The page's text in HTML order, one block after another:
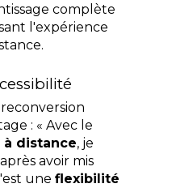
complète
l'expérience
distance, je
avoir mis
une